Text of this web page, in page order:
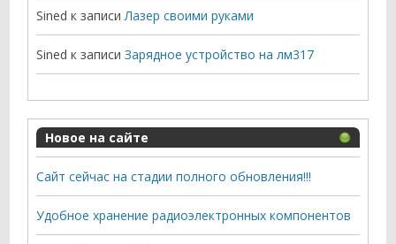
Sined к записи Лазер своими руками
Sined к записиЗарядное устройство на лм317
Новое на сайте
Сайт сейчас на стадии полного обновления!!!
Удобное хранение радиоэлектронных компонентов